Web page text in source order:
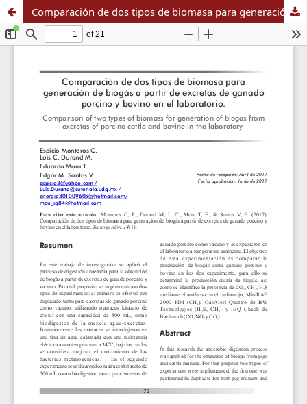
Comparación de dos tipos de biomasa para generación de biogás a partir de excretas de ganado porcino y bovino en el laboratorio.